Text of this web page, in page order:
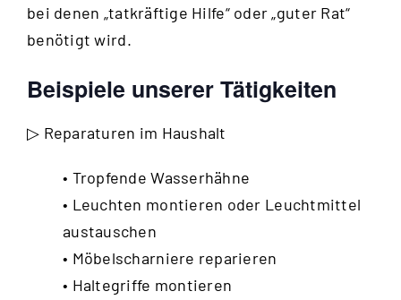
bei denen „tatkräftige Hilfe“ oder „guter Rat“
benötigt wird.
Beispiele unserer Tätigkeiten
▷ Reparaturen im Haushalt
• Tropfende Wasserhähne
• Leuchten montieren oder Leuchtmittel
austauschen
• Möbelscharniere reparieren
• Haltegriffe montieren